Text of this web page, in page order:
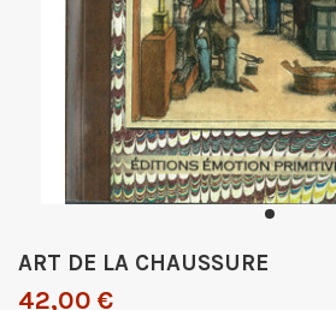
ART DE LA CHAUSSURE
42,00 €